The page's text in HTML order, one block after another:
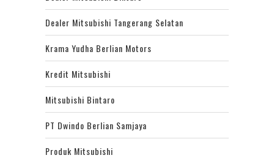
Dealer Mitsubishi Tangerang Selatan
Krama Yudha Berlian Motors
Kredit Mitsubishi
Mitsubishi Bintaro
PT Dwindo Berlian Samjaya
Produk Mitsubishi